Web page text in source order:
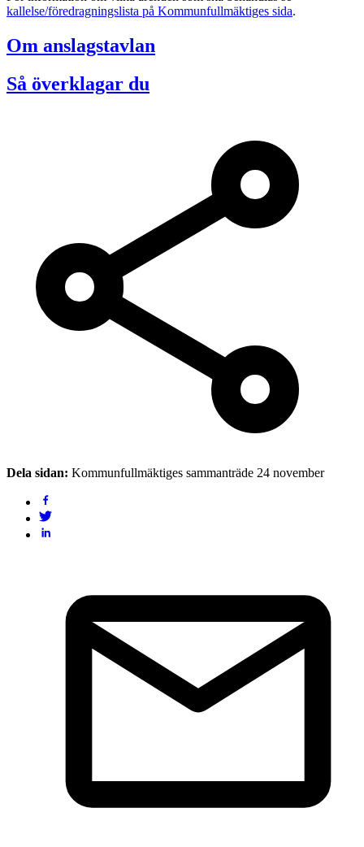
kallelse/föredragningslista på Kommunfullmäktiges sida.
Om anslagstavlan
Så överklagar du
Dela sidan: Kommunfullmäktiges sammanträde 24 november